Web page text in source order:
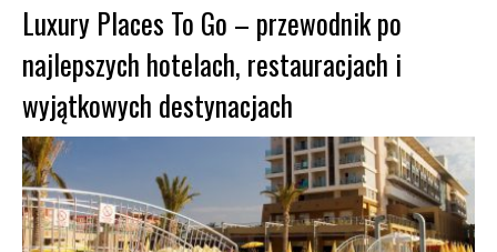
Luxury Places To Go – przewodnik po
najlepszych hotelach, restauracjach i
wyjątkowych destynacjach